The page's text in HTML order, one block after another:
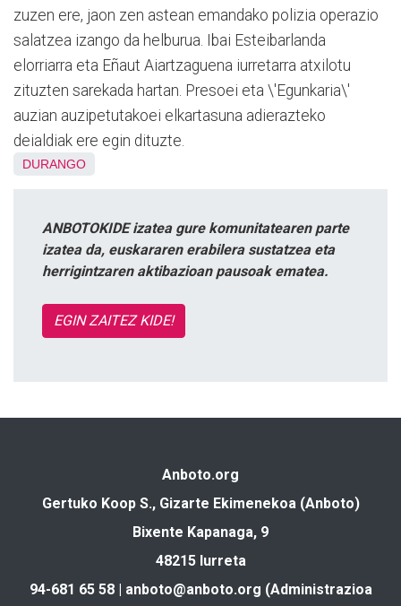
zuzen ere, jaon zen astean emandako polizia operazio
salatzea izango da helburua. Ibai Esteibarlanda
elorriarra eta Eñaut Aiartzaguena iurretarra atxilotu
zituzten sarekada hartan. Presoei eta \'Egunkaria\'
auzian auzipetutakoei elkartasuna adierazteko
deialdiak ere egin dituzte.
DURANGO
ANBOTOKIDE izatea gure komunitatearen parte
izatea da, euskararen erabilera sustatzea eta
herrigintzaren aktibazioan pausoak ematea.
EGIN ZAITEZ KIDE!
Anboto.org
Gertuko Koop S., Gizarte Ekimenekoa (Anboto)
Bixente Kapanaga, 9
48215 Iurreta
94-681 65 58 | anboto@anboto.org (Administrazioa